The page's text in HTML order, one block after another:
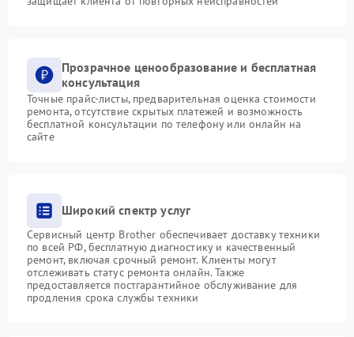
Прозрачное ценообразование и бесплатная
консультация
Точные прайс-листы, предварительная оценка стоимости
ремонта, отсутствие скрытых платежей и возможность
бесплатной консультации по телефону или онлайн на
сайте
Широкий спектр услуг
Сервисный центр Brother обеспечивает доставку техники
по всей РФ, бесплатную диагностику и качественный
ремонт, включая срочный ремонт. Клиенты могут
отслеживать статус ремонта онлайн. Также
предоставляется постгарантийное обслуживание для
продления срока службы техники